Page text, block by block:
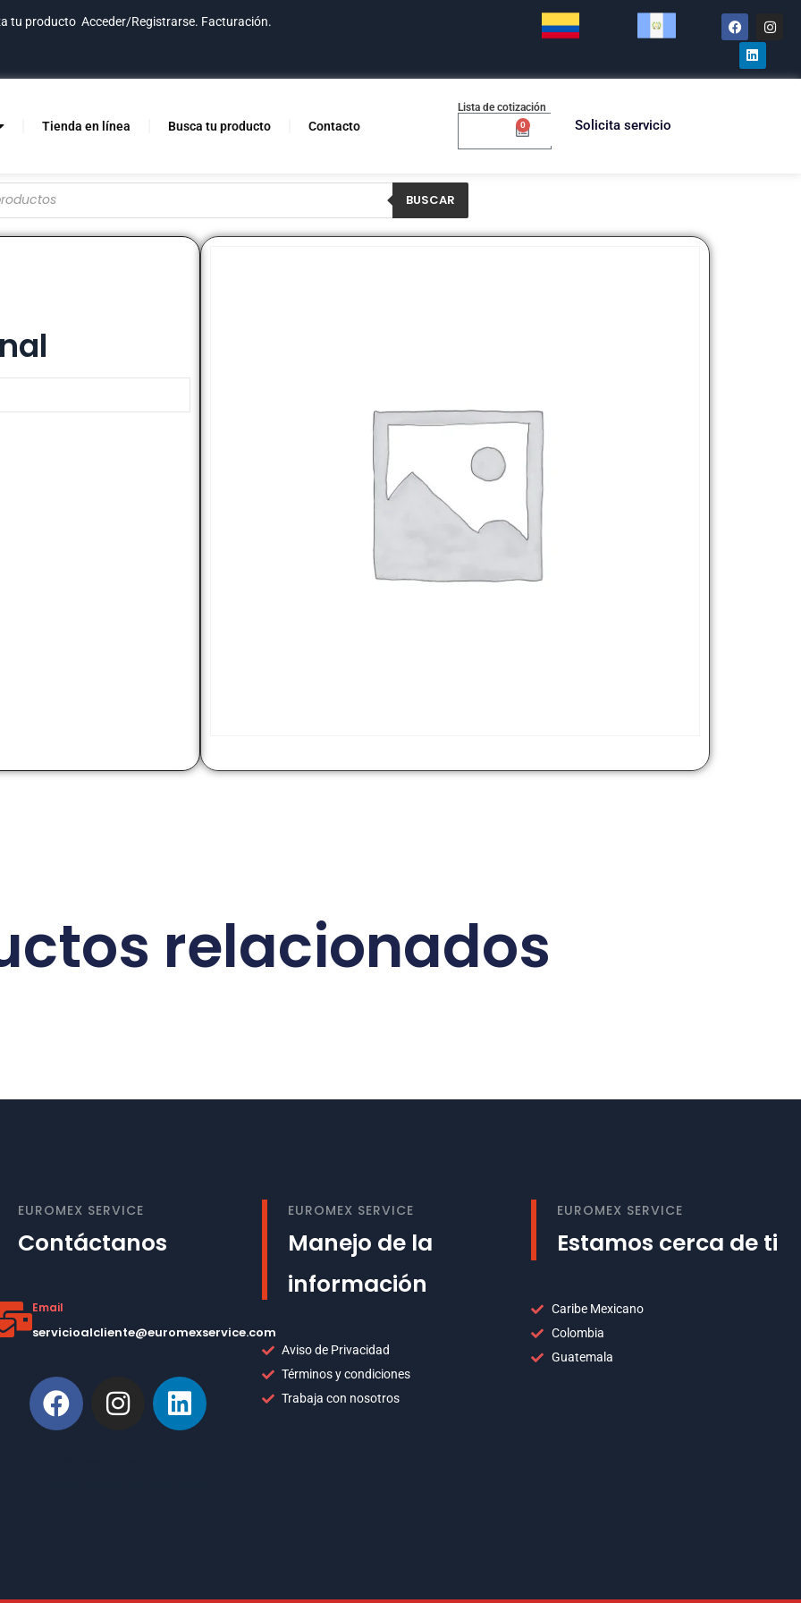
tu producto Acceder/Registrarse. Facturación.
Tienda en línea Busca tu producto Contacto
Lista de cotización
0 Solicita servicio
BUSCAR
relacionados
EUROMEX SERVICE
Contáctanos
Email
servicioalcliente@euromexservice.com
EUROMEX SERVICE
Manejo de la
información
Aviso de Privacidad
Términos y condiciones
Trabaja con nosotros
EUROMEX SERVICE
Estamos cerca de ti
Caribe Mexicano
Colombia
Guatemala